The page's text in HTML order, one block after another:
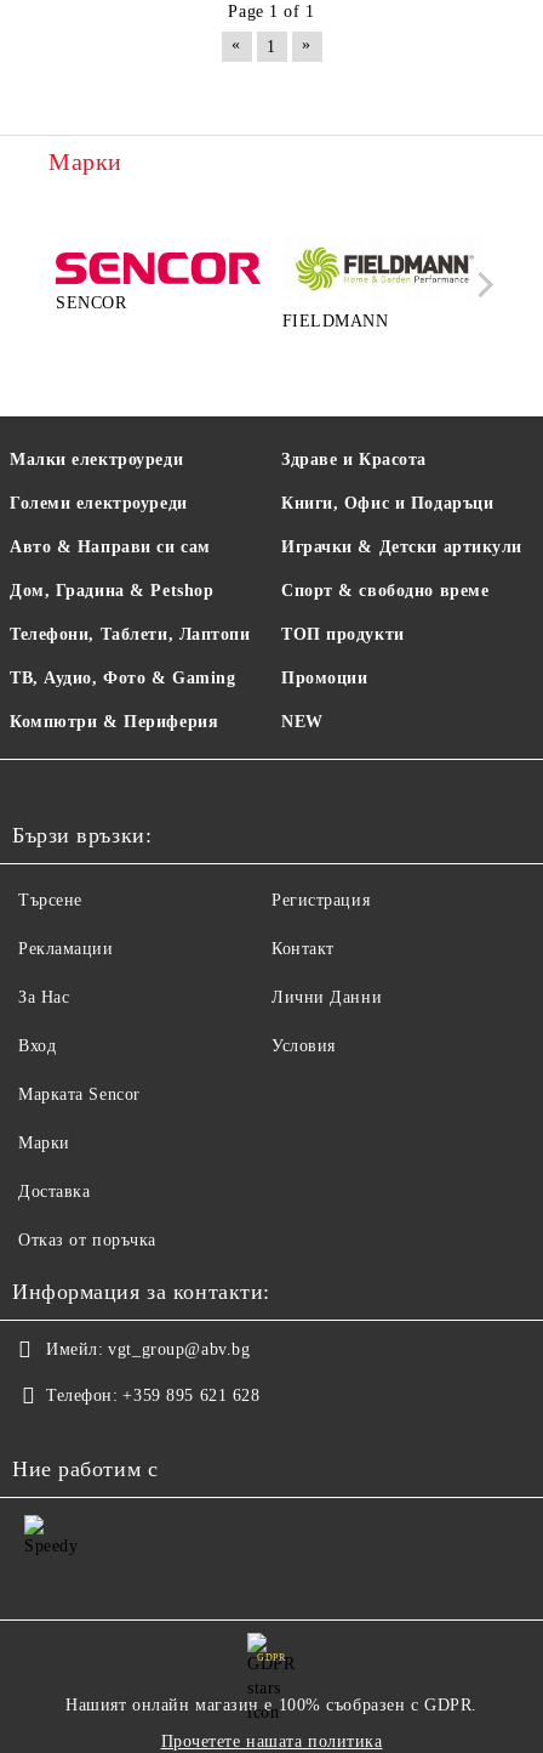
Page 1 of 1
«
1 »
Марки
SENCOR
FIELDMANN
Малки електроуреди
Големи електроуреди
Авто & Направи си сам
Дом, Градина & Petshop
Телефони, Таблети, Лаптопи
ТВ, Аудио, Фото & Gaming
Компютри & Периферия
Здраве и Красота
Книги, Офис и Подаръци
Играчки & Детски артикули
Спорт & свободно време
ТОП продукти
Промоции
NEW
Бързи връзки:
Търсене
Рекламации
За Нас
Вход
Регистрация
Контакт
Лични Данни
Условия
Maрката Sencor
Марки
Доставка
Отказ от поръчка
Информация за контакти:
Имейл: vgt_group@abv.bg
Телефон: +359 895 621 628
Ние работим с
GDPR
Нашият онлайн магазин е 100% съобразен с GDPR.
Прочетете нашата политика